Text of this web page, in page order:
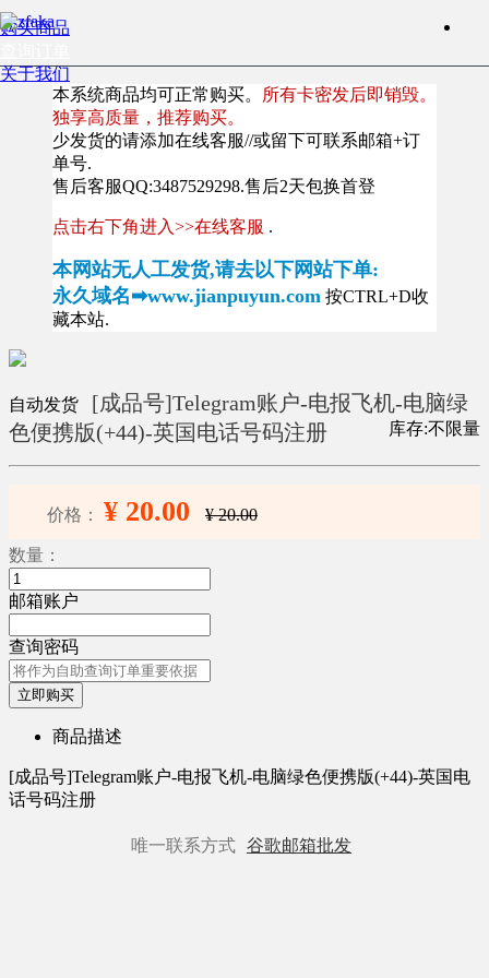
购买商品
关于我们
本系统商品均可正常购买。
所有卡密发后即销毁。
独享高质量，推荐购买。
少发货的请添加在线客服//或留下可联系邮箱+订
单号.
售后客服QQ:3487529298.售后2天包换首登
点击右下角进入>>在线客服 .
本网站无人工发货,请去以下网站下单:
永久域名➡www.jianpuyun.com 按CTRL+D收
藏本站.
自动发货
[成品号]Telegram账户-电报飞机-电脑绿
色便携版(+44)-英国电话号码注册
库存:不限量
价格： ¥ 20.00 ¥ 20.00
数量：
邮箱账户
查询密码
立即购买
商品描述
[成品号]Telegram账户-电报飞机-电脑绿色便携版(+44)-英国电
话号码注册
唯一联系方式 谷歌邮箱批发